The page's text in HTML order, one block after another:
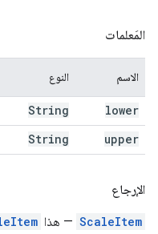
المَعلمات
الاسم النوع
lower
String
upper
String
الإرجاع
ScaleItem — هذا